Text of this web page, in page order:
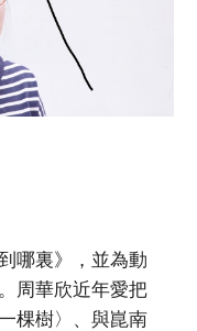
到哪裏》，並為動
周華欣近年愛把
棵樹〉 、與崑南